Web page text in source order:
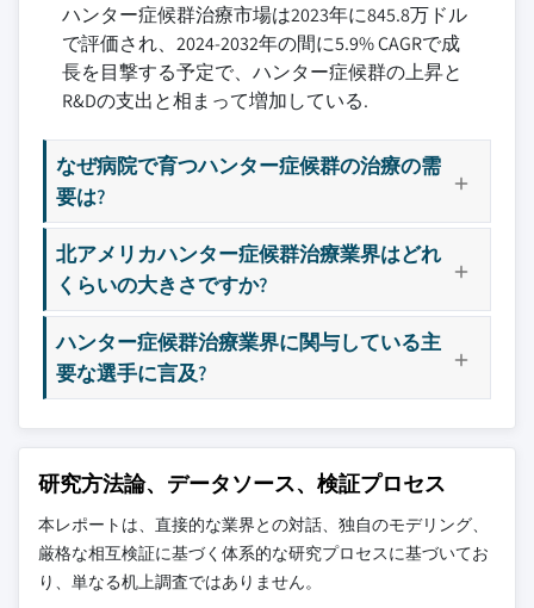
ハンター症候群治療市場は2023年に845.8万ドル
で評価され、2024-2032年の間に5.9% CAGRで成
長を目撃する予定で、ハンター症候群の上昇と
R&Dの支出と相まって増加している.
なぜ病院で育つハンター症候群の治療の需
要は?
北アメリカハンター症候群治療業界はどれ
くらいの大きさですか?
ハンター症候群治療業界に関与している主
要な選手に言及?
研究方法論、データソース、検証プロセス
本レポートは、直接的な業界との対話、独自のモデリング、
厳格な相互検証に基づく体系的な研究プロセスに基づいてお
り、単なる机上調査ではありません。